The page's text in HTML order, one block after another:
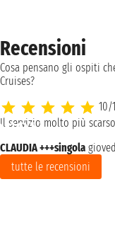
Recensioni
Cosa pensano gli ospiti
Cruises?
10/
Il servizio molto più
CLAUDIA +++singola
tutte le recensioni